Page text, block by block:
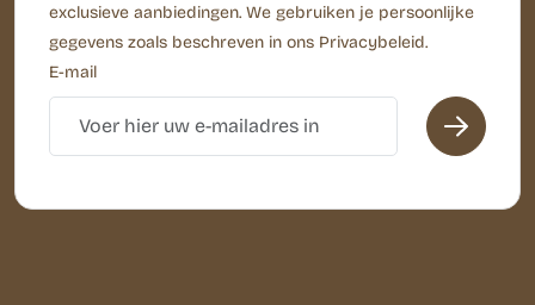
exclusieve aanbiedingen. We gebruiken je persoonlijke
gegevens zoals beschreven in ons Privacybeleid.
E-mail